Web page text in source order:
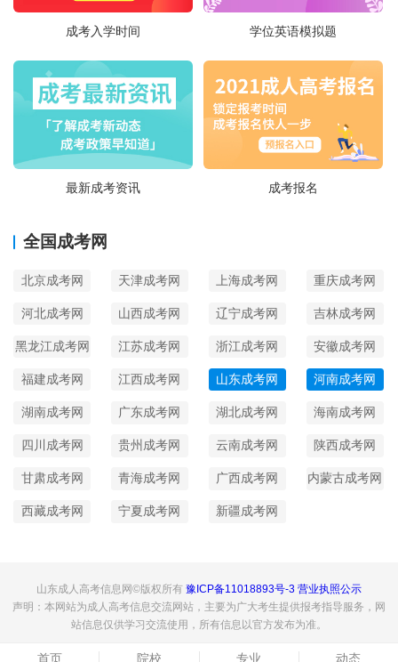
成考入学时间 学位英语模拟题
最新成考资讯 成考报名
全国成考网
北京成考网 天津成考网 上海成考网 重庆成考网
河北成考网 山西成考网 辽宁成考网 吉林成考网
黑龙江成考网 江苏成考网 浙江成考网 安徽成考网
福建成考网 江西成考网 山东成考网 河南成考网
湖南成考网 广东成考网 湖北成考网 海南成考网
四川成考网 贵州成考网 云南成考网 陕西成考网
甘肃成考网 青海成考网 广西成考网 内蒙古成考网
西藏成考网 宁夏成考网 新疆成考网
首页 院校 专业 动态
山东成人高考信息网©版权所有 豫ICP备11018893号-3 营业执照公示
声明：本网站为成人高考信息交流网站，主要为广大考生提供报考指导服务，网
站信息仅供学习交流使用，所有信息以官方发布为准。